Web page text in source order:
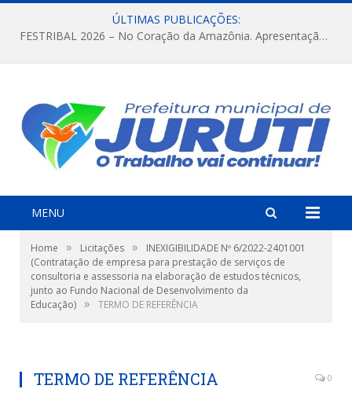
ÚLTIMAS PUBLICAÇÕES:
FESTRIBAL 2026 – No Coração da Amazônia. Apresentação da Munduruku.
MENU
Home » Licitações »
INEXIGIBILIDADE Nº 6/2022-2401001
(Contratação de empresa para prestação de serviços de
consultoria e assessoria na elaboração de estudos técnicos,
junto ao Fundo Nacional de Desenvolvimento da
Educação) » TERMO DE REFERÊNCIA
TERMO DE REFERÊNCIA 0